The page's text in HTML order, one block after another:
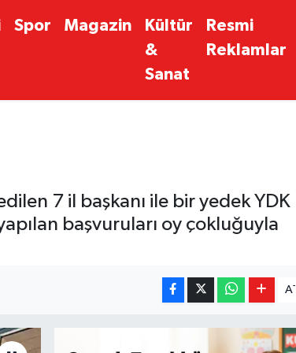
Spor Magazin
Kültür
&
Sanat
Resmi
Reklamlar
7 il başkanı ile bir yedek YDK
başvuruları oy çokluğuyla
A-